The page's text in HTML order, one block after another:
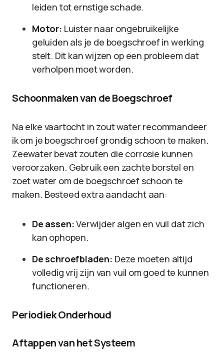
leiden tot ernstige schade.
Motor: Luister naar ongebruikelijke
geluiden als je de boegschroef in werking
stelt. Dit kan wijzen op een probleem dat
verholpen moet worden.
Schoonmaken van de Boegschroef
Na elke vaartocht in zout water recommandeer
ik om je boegschroef grondig schoon te maken.
Zeewater bevat zouten die corrosie kunnen
veroorzaken. Gebruik een zachte borstel en
zoet water om de boegschroef schoon te
maken. Besteed extra aandacht aan:
De assen:Verwijder algen en vuil dat zich
kan ophopen.
De schroefbladen: Deze moeten altijd
volledig vrij zijn van vuil om goed te kunnen
functioneren.
Periodiek Onderhoud
Aftappen van het Systeem